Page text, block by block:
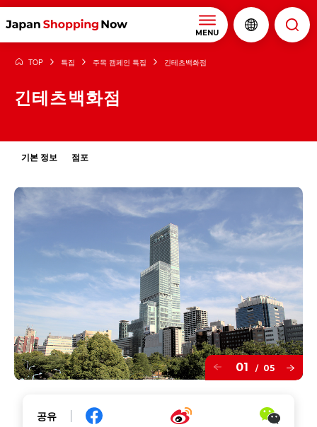
MENU
TOP 특집 주목 캠페인 특집 긴테츠백화점
긴테츠백화점
기본 정보 점포
01 / 05
공유